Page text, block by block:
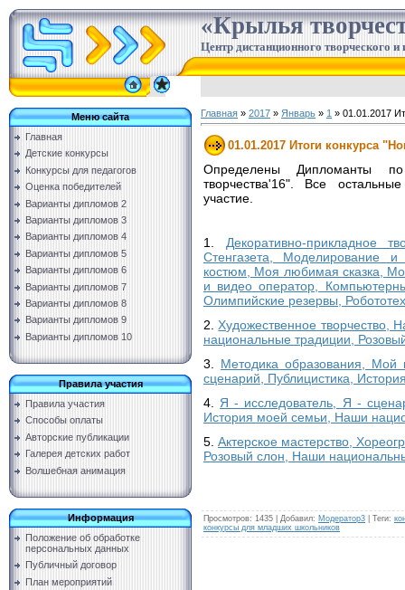
«Крылья
Центр дистанционного творческого и
Меню сайта
Главная
Детские конкурсы
Конкурсы для педагогов
Оценка победителей
Варианты дипломов 2
Варианты дипломов 3
Варианты дипломов 4
Варианты дипломов 5
Варианты дипломов 6
Варианты дипломов 7
Варианты дипломов 8
Варианты дипломов 9
Варианты дипломов 10
Правила участия
Правила участия
Способы оплаты
Авторские публикации
Галерея детских работ
Волшебная анимация
Информация
Положение об обработке
персональных данных
Публичный договор
План мероприятий
Главная » 2017 » Январь » 1 » 01.01.2017
01.01.2017 Итоги конкурса
Определены Дипломанты
творчества'16". Все
участие.
1. Декоративно-прикладное
Стенгазета, Моделирование
костюм, Моя любимая сказка,
и видео оператор,
Олимпийские резервы,
2. Художественное творчество,
национальные традиции,
3. Методика образования, Мой
сценарий, Публицистика,
4. Я - исследователь, Я -
История моей семьи, Наши
5. Актерское мастерство,
Розовый слон, Наши
Просмотров: 1435 Добавил: Модератор3 Теги:
конкурсы для младших школьников